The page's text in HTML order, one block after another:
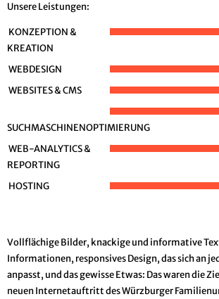
Unsere Leistungen:
KONZEPTION &
KREATION
WEBDESIGN
WEBSITES & CMS
SUCHMASCHINENOPTIMIERUNG
WEB-ANALYTICS &
REPORTING
HOSTING
Vollflächige Bilder, knackige und informative
Informationen, responsives Design, das sich an
anpasst, und das gewisse Etwas: Das waren die
neuen Internetauftritt des Würzburger